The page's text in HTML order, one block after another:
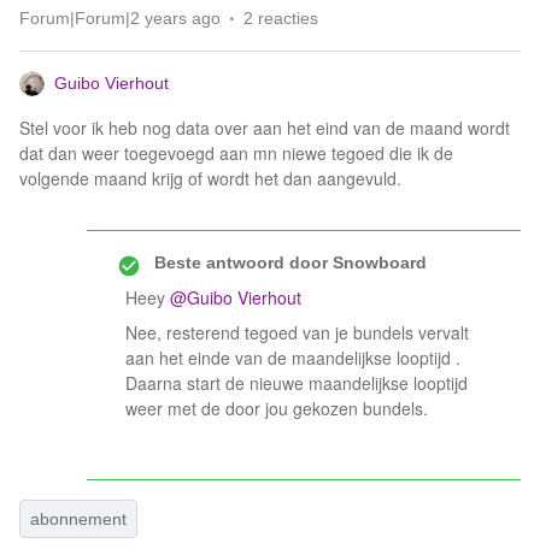
Forum|Forum|2 years ago 2 reacties
Guibo Vierhout
Stel voor ik heb nog data over aan het eind van de maand wordt
dat dan weer toegevoegd aan mn niewe tegoed die ik de
volgende maand krijg of wordt het dan aangevuld.
Beste antwoord doorSnowboard
Heey @Guibo Vierhout
Nee, resterend tegoed van je bundels vervalt
aan het einde van de maandelijkse looptijd .
Daarna start de nieuwe maandelijkse looptijd
weer met de door jou gekozen bundels.
abonnement